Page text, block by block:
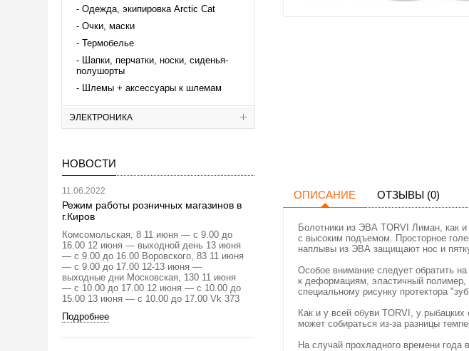
Одежда, экипировка Аrctic Cat
Очки, маски
Термобелье
Шапки, перчатки, носки, сиденья-
полушорты
Шлемы + аксессуары к шлемам
ЭЛЕКТРОНИКА
НОВОСТИ
11.06.2022
Режим работы розничных магазинов в
г.Киров
Комсомольская, 8 11 июня — с 9.00 до
16.00 12 июня — выходной день 13 июня
— с 9.00 до 16.00 Воровского, 83 11 июня
— с 9.00 до 17.00 12-13 июня —
выходные дни Московская, 130 11 июня
— с 10.00 до 17.00 12 июня — с 10.00 до
15.00 13 июня — с 10.00 до 17.00 Vk 373
Подробнее
ОПИСАНИЕ ОТЗЫВЫ (0)
Болотники из ЭВА TORVI Лиман, как
с высоким подъемом. Просторное
наплывы из ЭВА защищают нос и
Особое внимание следует обратить
к деформациям, эластичный
специальному рисунку протектора
Как и у всей обуви TORVI, у
может собираться из-за разницы
На случай прохладного времени года